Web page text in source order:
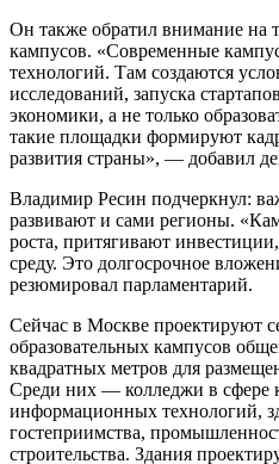
Он также обратил внимание на
кампусов. «Современные
технологий. Там создаются
исследований, запуска
экономики, а не только
такие площадки формируют
развития страны», — добавил
Владимир Ресин подчеркнул:
развивают и сами регионы.
роста, притягивают
среду. Это долгосрочное
резюмировал парламентарий.
Сейчас в Москве проектируют
образовательных кампусов
квадратных метров для
Среди них — колледжи в сфере
информационных технологий,
гостеприимства,
строительства. Здания